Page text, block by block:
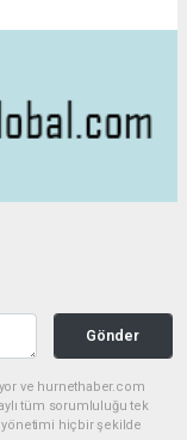
Gönder
ve hurnethaber.com
tüm sorumluluğu tek
yönetimi hiçbir şekilde